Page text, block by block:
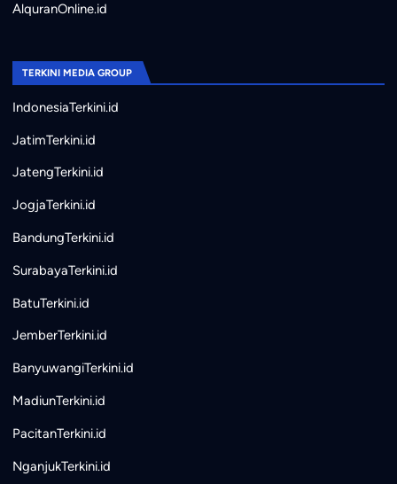
AlquranOnline.id
TERKINI MEDIA GROUP
IndonesiaTerkini.id
JatimTerkini.id
JatengTerkini.id
JogjaTerkini.id
BandungTerkini.id
SurabayaTerkini.id
BatuTerkini.id
JemberTerkini.id
BanyuwangiTerkini.id
MadiunTerkini.id
PacitanTerkini.id
NganjukTerkini.id